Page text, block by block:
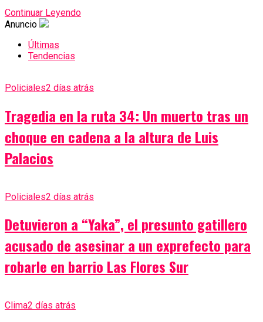
Continuar Leyendo
Anuncio
Últimas
Tendencias
Policiales2 días atrás
Tragedia en la ruta 34: Un muerto tras un
choque en cadena a la altura de Luis
Palacios
Policiales2 días atrás
Detuvieron a “Yaka”, el presunto gatillero
acusado de asesinar a un exprefecto para
robarle en barrio Las Flores Sur
Clima2 días atrás